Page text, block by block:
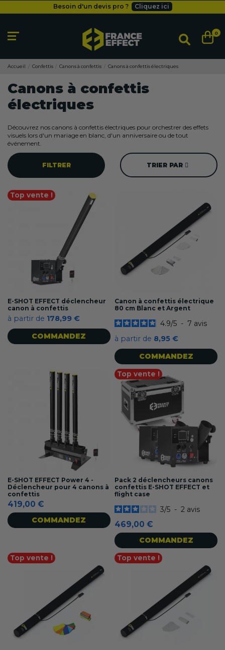
Livraison gratuite dès 49€
Livraison gratuite dès 49 0
Accueil Confettis Canons à confettis Canons à confettis électriques
Canons à confettis
électriques
Découvrez nos canons à confettis électriques pour orchestrer des effets
visuels lors d'un mariage en blanc, d'un anniversaire ou de tout
événement.
FILTRER TRIER PAR
Top vente !
E-SHOT EFFECT déclencheur
canon à confettis
à partir de 178,99 €
COMMANDEZ
Canon à confettis électrique
80 cm Blanc et Argent
4.9/5 - 7 avis
à partir de 8,95 €
COMMANDEZ
E-SHOT EFFECT Power 4 -
Déclencheur pour 4 canons à
confettis
419,00 €
COMMANDEZ
Top vente !
Pack 2 déclencheurs canons
confettis E-SHOT EFFECT et
flight case
3/5 - 2 avis
469,00 €
COMMANDEZ
Top vente ! Top vente !